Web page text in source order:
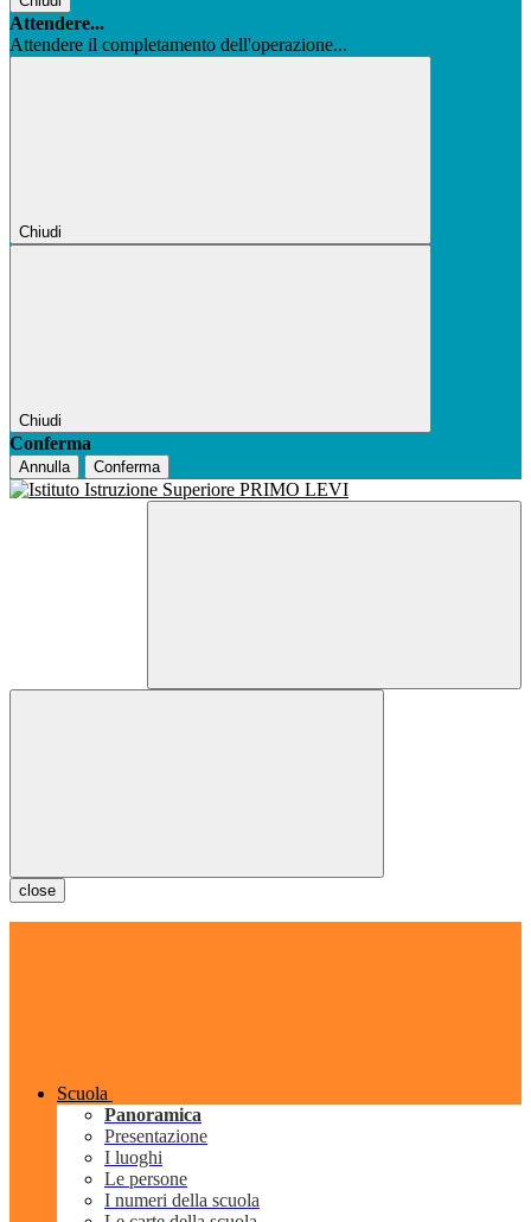
Attendere...
Attendere il completamento dell'operazione...
Chiudi
Chiudi
Conferma
Annulla Conferma
close
Scuola
Panoramica
Presentazione
I luoghi
Le persone
I numeri della scuola